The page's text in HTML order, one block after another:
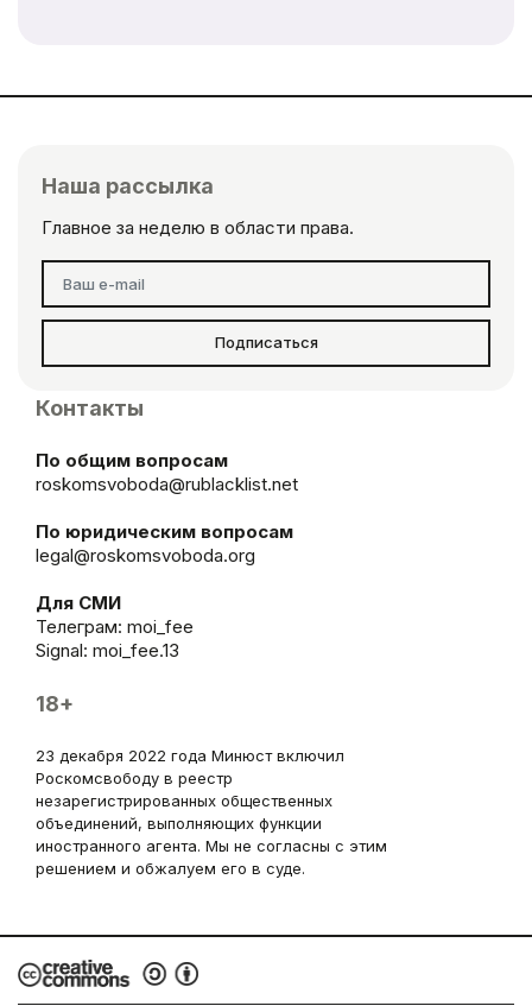
Наша рассылка
Главное за неделю в области права.
Подписаться
Контакты
По общим вопросам
roskomsvoboda@rublacklist.net
По юридическим вопросам
legal@roskomsvoboda.org
Для СМИ
Телеграм: moi_fee
Signal: moi_fee.13
18+
23 декабря 2022 года Минюст включил
Роскомсвободу в реестр
незарегистрированных общественных
объединений, выполняющих функции
иностранного агента. Мы не согласны с этим
решением и обжалуем его в суде.